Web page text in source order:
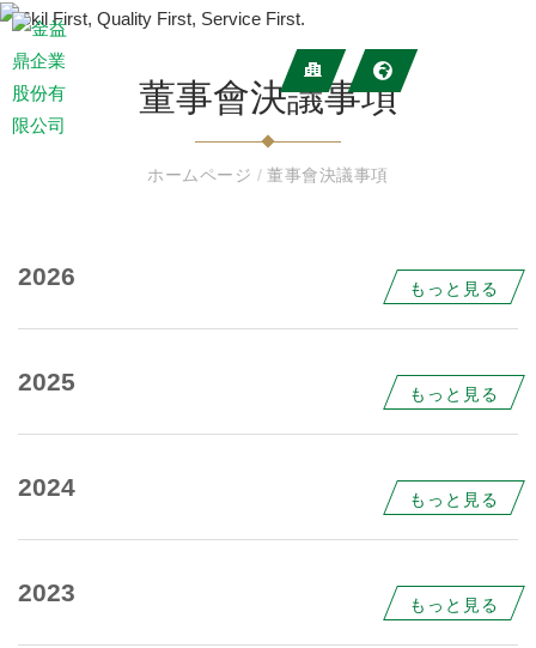
董事會決議事項
ホームページ / 董事會決議事項
2026 もっと見る
2025 もっと見る
2024 もっと見る
2023 もっと見る